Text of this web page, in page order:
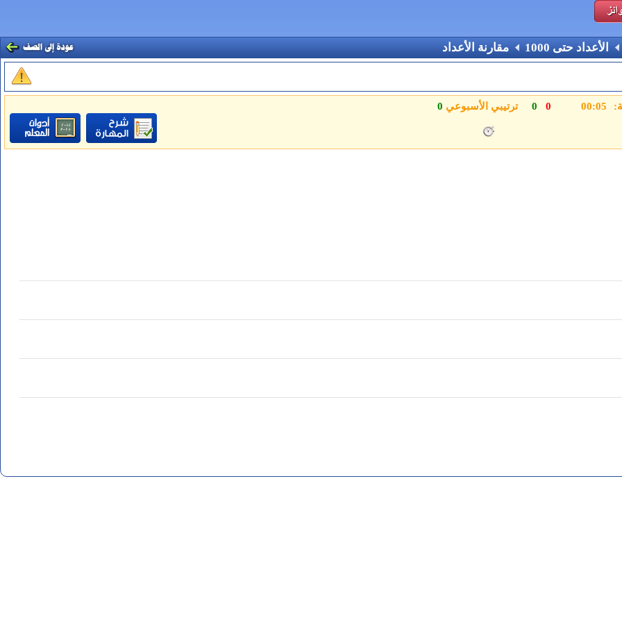
الأعداد حتى 1000 مقارنة الأعداد
0
0 ترتيبي الأسبوعي 0